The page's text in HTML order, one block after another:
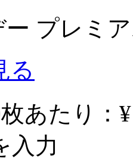
ー プレミ
る
枚あたり：
入力